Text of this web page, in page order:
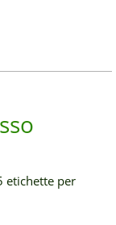
etichette per